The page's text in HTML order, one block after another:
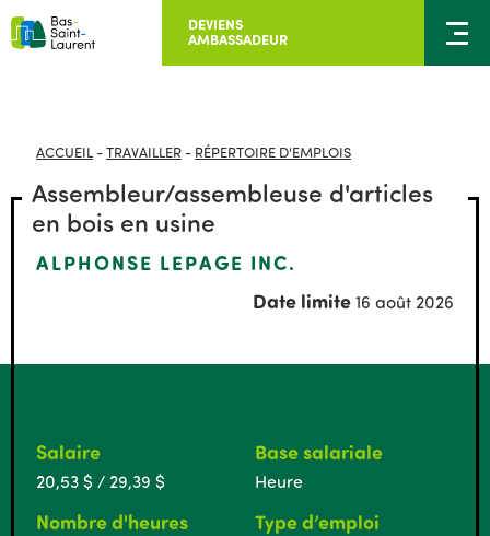
DEVIENS
AMBASSADEUR
ACCUEIL -TRAVAILLER- RÉPERTOIRE D'EMPLOIS
Assembleur/assembleuse d'articles
en bois en usine
ALPHONSE LEPAGE INC.
Date limite 16 août 2026
Salaire
20,53 $ / 29,39 $
Base salariale
Heure
Nombre d'heures Type d’emploi